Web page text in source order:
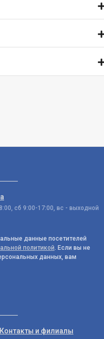
сб 9:00-17:00, вс - выходной
данные посетителей
политикой. Если вы не
данных, вам
Контакты и филиалы